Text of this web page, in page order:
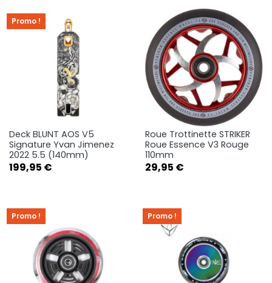
Deck BLUNT AOS V5
Signature Yvan Jimenez
2022 5.5 (140mm)
Prix
199,95 €
Promo !
Roue Trottinette STRIKER
Roue Essence V3 Rouge
110mm
Prix
29,95 €
Promo ! Promo !